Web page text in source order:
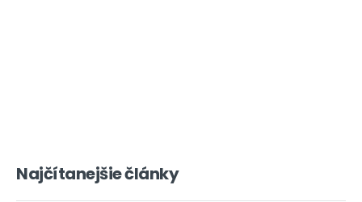
Najčítanejšie články